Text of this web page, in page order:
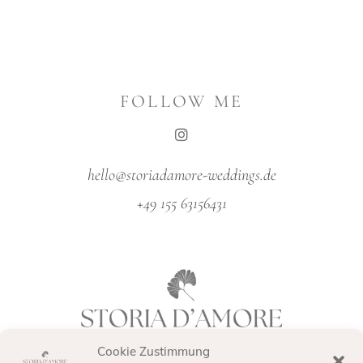
Cookie Zustimmung
FOLLOW ME
hello@storiadamore-weddings.de
+49 155 63156431